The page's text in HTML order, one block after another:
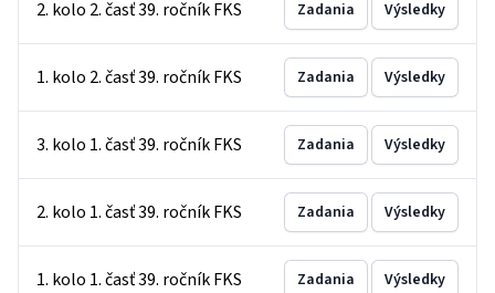
2. kolo 2. časť 39. ročník FKS Zadania Výsledky
1. kolo 2. časť 39. ročník FKS Zadania Výsledky
3. kolo 1. časť 39. ročník FKS Zadania Výsledky
2. kolo 1. časť 39. ročník FKS Zadania Výsledky
1. kolo 1. časť 39. ročník FKS Zadania Výsledky